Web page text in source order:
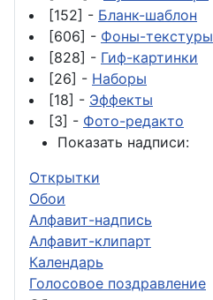
[152] - Бланк-шаблон
[606] - Фоны-текстуры
[828] - Гиф-картинки
[26] - Наборы
[18] - Эффекты
[3] - Фото-редакто
Показать надписи:
Открытки
Обои
Алфавит-надпись
Алфавит-клипарт
Календарь
Голосовое поздравление